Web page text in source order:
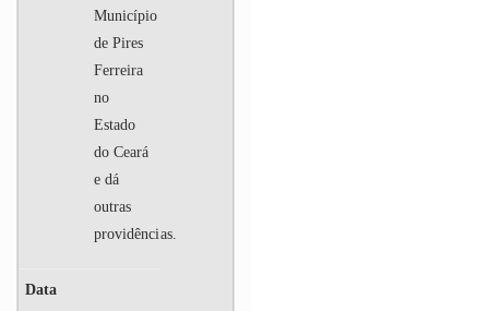
Município
de Pires
Ferreira
no
Estado
do Ceará
e dá
outras
providências.